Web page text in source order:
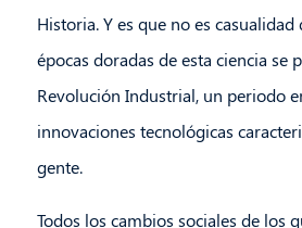
Historia. Y es que no es casualidad
épocas doradas de esta ciencia se
Revolución Industrial, un periodo
innovaciones tecnológicas
gente.
Todos los cambios sociales de los